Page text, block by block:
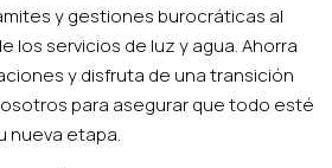
y gestiones burocráticas al
los servicios de luz y agua. Ahorra
y disfruta de una transición
para asegurar que todo esté
nueva etapa.